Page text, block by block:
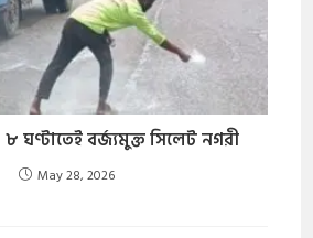
৮ ঘণ্টাতেই বর্জ্যমুক্ত সিলেট নগরী
May 28, 2026